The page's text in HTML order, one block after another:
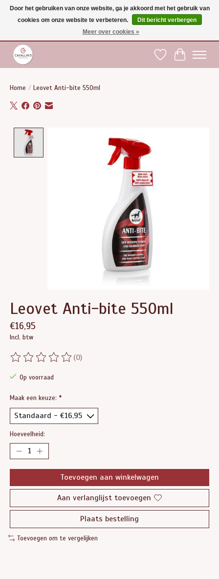
Gratis verzending vanaf €75 binnen BE - vanaf €100 naar EU | Voor 17:00 besteld is
dezelfde dag verzonden | Klantendienst: +32 (0)51 21 27 00 |
Verlanglijst
Home / Leovet Anti-bite 550ml
Leovet Anti-bite 550ml
€16,95
Incl. btw
De beoordeling van dit product is
(0)
Op voorraad
Maak een keuze: *
Hoeveelheid:
Toevoegen aan winkelwagen
Aan verlanglijst toevoegen
Plaats bestelling
Toevoegen om te vergelijken
Door het gebruiken van onze website, ga je akkoord met het gebruik van
cookies om onze website te verbeteren.
Dit bericht verbergen
Meer over cookies »